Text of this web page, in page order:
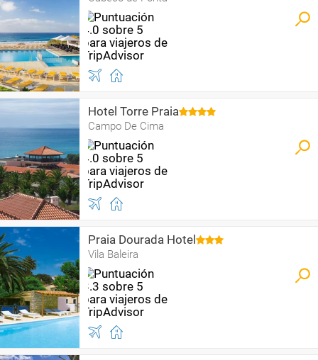
Hotel Torre Praia
Campo De Cima
Praia Dourada Hotel
Vila Baleira